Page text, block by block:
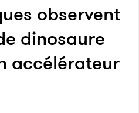
observent
dinosaure
accélérateur